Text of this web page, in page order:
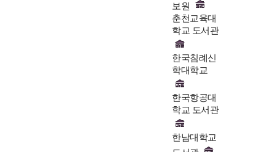
보원
춘천교육대
학교 도서관
한국침례신
학대학교
한국항공대
학교 도서관
한남대학교